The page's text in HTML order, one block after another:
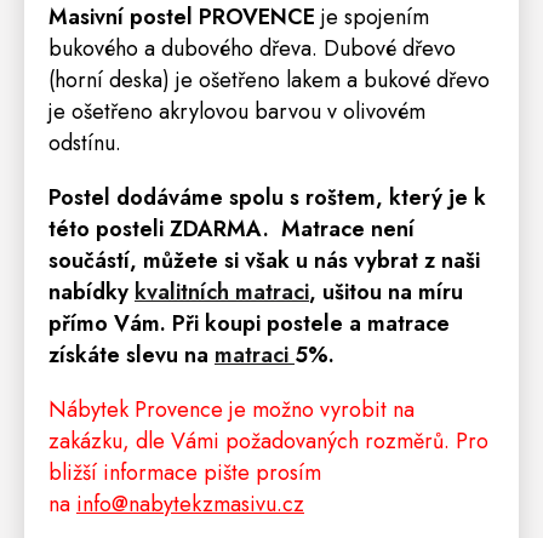
Masivní postel PROVENCE je spojením
bukového a dubového dřeva. Dubové dřevo
(horní deska) je ošetřeno lakem a bukové dřevo
je ošetřeno akrylovou barvou v olivovém
odstínu.
Postel dodáváme spolu s roštem, který je k
této posteli ZDARMA. Matrace není
součástí, můžete si však u nás vybrat z naši
nabídky kvalitních matraci, ušitou na míru
přímo Vám. Při koupi postele a matrace
získáte slevu na matraci 5%.
Nábytek Provence je možno vyrobit na
zakázku, dle Vámi požadovaných rozměrů. Pro
bližší informace pište prosím
na info@nabytekzmasivu.cz